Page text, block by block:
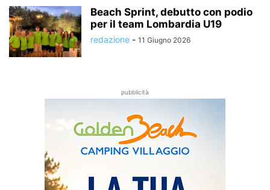
Beach Sprint, debutto con podio
per il team Lombardia U19
redazione - 11 Giugno 2026
pubblicità